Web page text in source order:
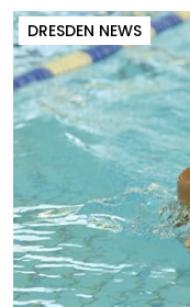
DRESDEN NEWS